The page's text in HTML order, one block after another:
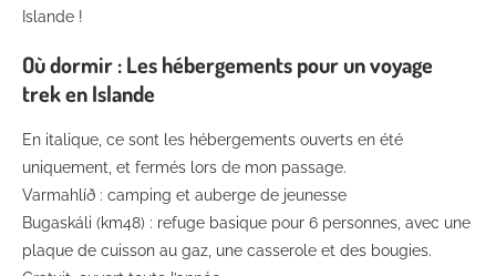
Islande !
Où dormir : Les hébergements pour un voyage
trek en Islande
En italique, ce sont les hébergements ouverts en été
uniquement, et fermés lors de mon passage.
Varmahlíð : camping et auberge de jeunesse
Bugaskáli (km48) : refuge basique pour 6 personnes, avec une
plaque de cuisson au gaz, une casserole et des bougies.